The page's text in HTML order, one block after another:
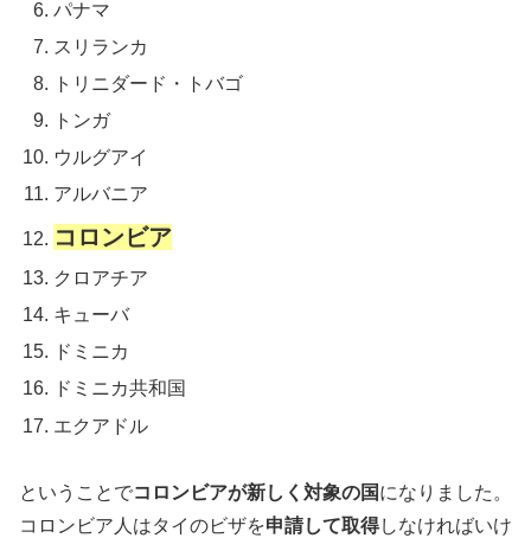
パナマ
スリランカ
トリニダード・トバゴ
トンガ
ウルグアイ
アルバニア
コロンビア
クロアチア
キューバ
ドミニカ
ドミニカ共和国
エクアドル
ということでコロンビアが新しく対象の国になりました。
コロンビア人はタイのビザを申請して取得しなければいけ